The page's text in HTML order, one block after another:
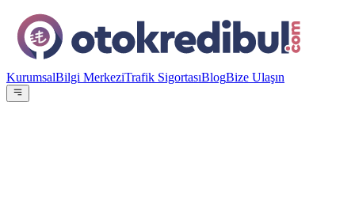
KurumsalBilgi MerkeziTrafik SigortasıBlogBize Ulaşın